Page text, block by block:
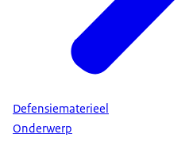
Defensiematerieel
Onderwerp